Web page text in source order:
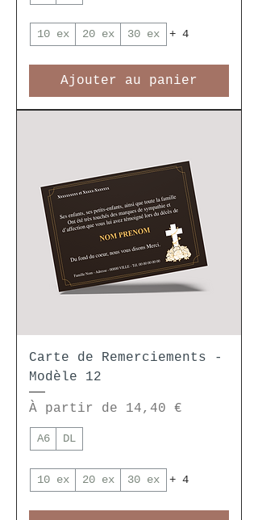
10 ex 20 ex 30 ex + 4
Ajouter au panier
Carte de Remerciements -
Modèle 12
À partir de 14,40 €
Prix promotionnel
A6 DL
10 ex 20 ex 30 ex + 4